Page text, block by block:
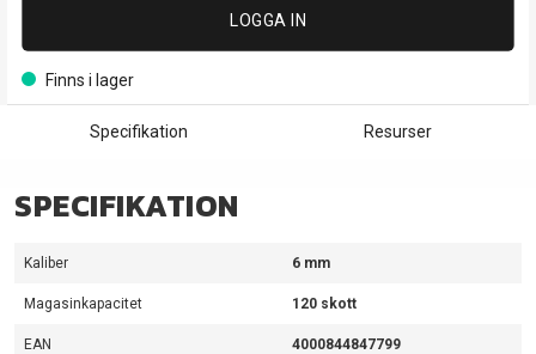
LOGGA IN
Finns i lager
Specifikation Resurser
SPECIFIKATION
Kaliber 6 mm
Magasinkapacitet 120 skott
EAN 4000844847799